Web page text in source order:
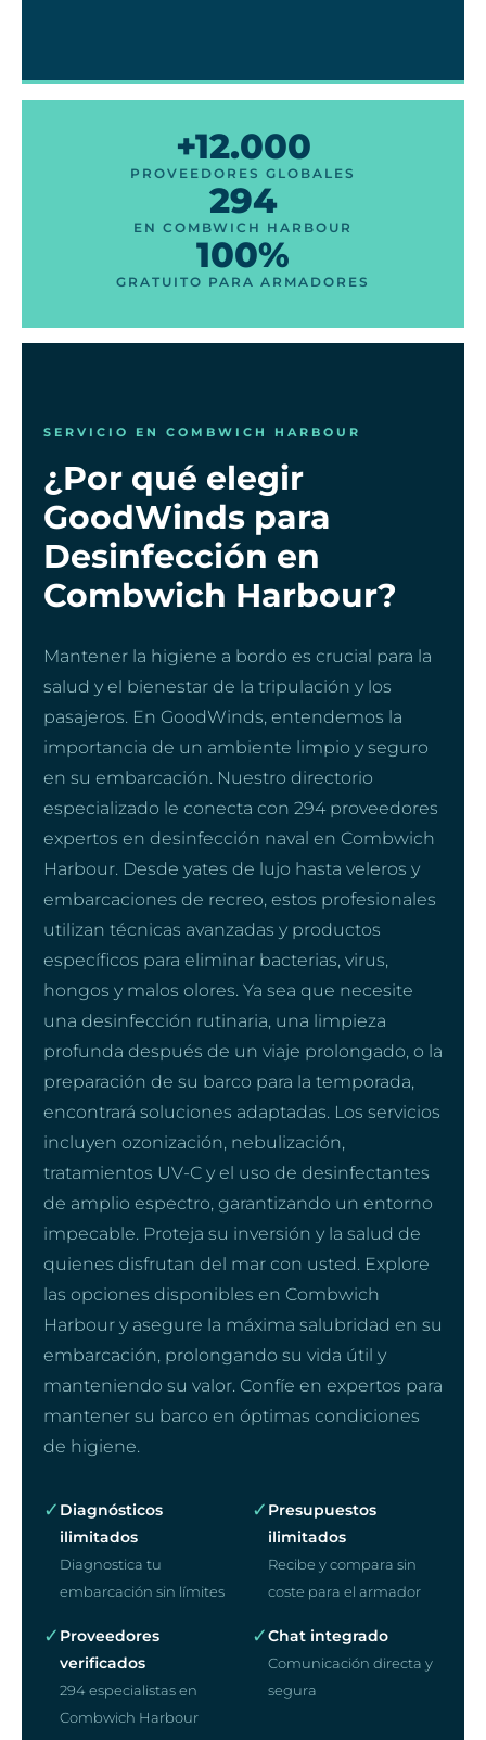
+12.000
PROVEEDORES GLOBALES
294
EN COMBWICH HARBOUR
100%
GRATUITO PARA ARMADORES
SERVICIO EN COMBWICH HARBOUR
¿Por qué elegir
GoodWinds para
Desinfección en
Combwich Harbour?
Mantener la higiene a bordo es crucial para la
salud y el bienestar de la tripulación y los
pasajeros. En GoodWinds, entendemos la
importancia de un ambiente limpio y seguro
en su embarcación. Nuestro directorio
especializado le conecta con 294 proveedores
expertos en desinfección naval en Combwich
Harbour. Desde yates de lujo hasta veleros y
embarcaciones de recreo, estos profesionales
utilizan técnicas avanzadas y productos
específicos para eliminar bacterias, virus,
hongos y malos olores. Ya sea que necesite
una desinfección rutinaria, una limpieza
profunda después de un viaje prolongado, o la
preparación de su barco para la temporada,
encontrará soluciones adaptadas. Los servicios
incluyen ozonización, nebulización,
tratamientos UV-C y el uso de desinfectantes
de amplio espectro, garantizando un entorno
impecable. Proteja su inversión y la salud de
quienes disfrutan del mar con usted. Explore
las opciones disponibles en Combwich
Harbour y asegure la máxima salubridad en su
embarcación, prolongando su vida útil y
manteniendo su valor. Confíe en expertos para
mantener su barco en óptimas condiciones
de higiene.
✓ Diagnósticos
ilimitados
Diagnostica tu
embarcación sin límites
✓ Presupuestos
ilimitados
Recibe y compara sin
coste para el armador
✓ Proveedores
verificados
294 especialistas en
Combwich Harbour
✓Chat integrado
Comunicación directa y
segura